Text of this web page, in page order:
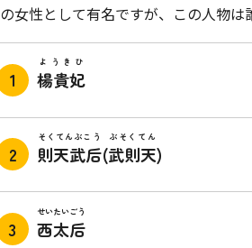
の女性として有名ですが、この人物は
楊貴妃
ようきひ
則天武后
そくてんぶこう
(武則天
ぶそくてん
)
西太后
せいたいごう